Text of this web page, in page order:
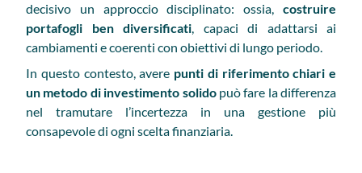
decisivo un approccio disciplinato: ossia, costruire
portafogli ben diversificati, capaci di adattarsi ai
cambiamenti e coerenti con obiettivi di lungo periodo.
In questo contesto, avere punti di riferimento chiari e
un metodo di investimento solidopuò fare la differenza
nel tramutare l’incertezza in una gestione più
consapevole di ogni scelta finanziaria.